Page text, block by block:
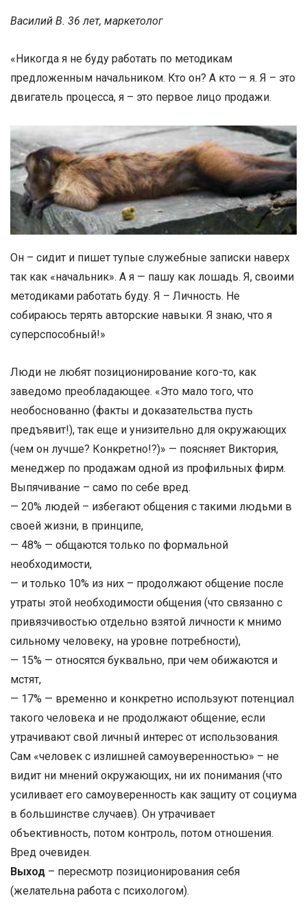
Василий В. 36 лет, маркетолог
«Никогда я не буду работать по методикам
предложенным начальником. Кто он? А кто — я. Я – это
двигатель процесса, я – это первое лицо продажи.
Он – сидит и пишет тупые служебные записки наверх
так как «начальник». А я — пашу как лошадь. Я, своими
методиками работать буду. Я – Личность. Не
собираюсь терять авторские навыки. Я знаю, что я
суперспособный!»
Люди не любят позиционирование кого-то, как
заведомо преобладающее. «Это мало того, что
необоснованно (факты и доказательства пусть
предъявит!), так еще и унизительно для окружающих
(чем он лучше? Конкретно!?)» — поясняет Виктория,
менеджер по продажам одной из профильных фирм.
Выпячивание – само по себе вред.
— 20% людей – избегают общения с такими людьми в
своей жизни, в принципе,
— 48% — общаются только по формальной
необходимости,
— и только 10% из них – продолжают общение после
утраты этой необходимости общения (что связанно с
привязчивостью отдельно взятой личности к мнимо
сильному человеку, на уровне потребности),
— 15% — относятся буквально, при чем обижаются и
мстят,
— 17% — временно и конкретно используют потенциал
такого человека и не продолжают общение, если
утрачивают свой личный интерес от использования.
Сам «человек с излишней самоуверенностью» – не
видит ни мнений окружающих, ни их понимания (что
усиливает его самоуверенность как защиту от социума
в большинстве случаев). Он утрачивает
объективность, потом контроль, потом отношения.
Вред очевиден.
Выход – пересмотр позиционирования себя
(желательна работа с психологом).